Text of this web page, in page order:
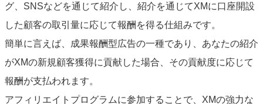
グ、SNSなどを通じて紹介し、紹介を通じてXMに口座開設
した顧客の取引量に応じて報酬を得る仕組みです。
簡単に言えば、成果報酬型広告の一種であり、あなたの紹介
がXMの新規顧客獲得に貢献した場合、その貢献度に応じて
報酬が支払われます。
アフィリエイトプログラムに参加することで、XMの強力な